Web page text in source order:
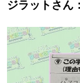
ジラットさん